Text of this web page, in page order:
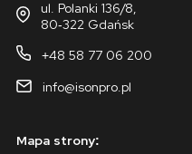
ul. Polanki 136/8,
80-322 Gdańsk
+48 58 77 06 200
info@isonpro.pl
Mapa strony: